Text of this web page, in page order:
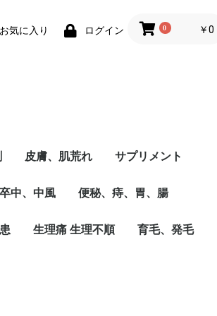
お気に入り ログイン 0 ￥0
皮膚、肌荒れ サプリメント
中、中風 便秘、痔、胃、腸
生理痛 生理不順 育毛、発毛